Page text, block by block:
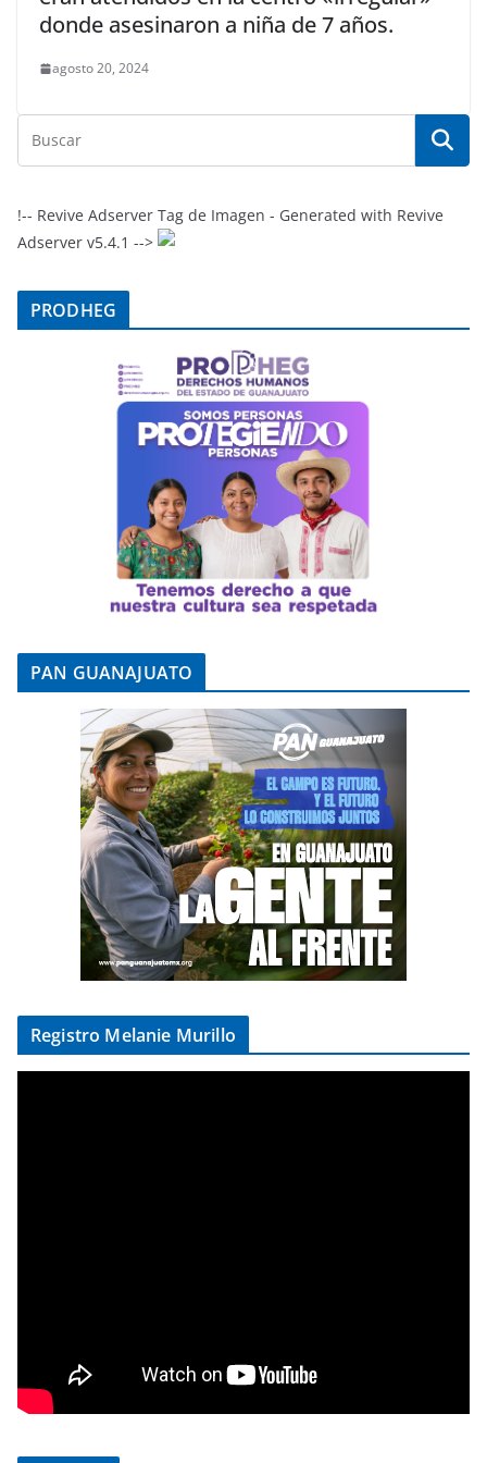
donde asesinaron a niña de 7 años.
agosto 20, 2024
!-- Revive Adserver Tag de Imagen - Generated with Revive
Adserver v5.4.1 -->
PRODHEG
PAN GUANAJUATO
Registro Melanie Murillo